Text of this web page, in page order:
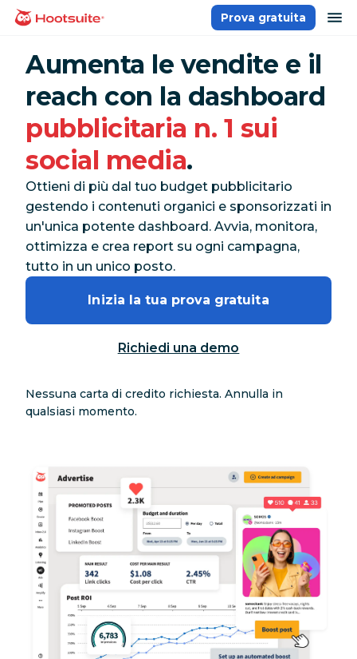
Salta
Homepage
Prova gratuita
Aumenta le vendite e il
reach con la dashboard
pubblicitaria n. 1 sui
social media.
Ottieni di più dal tuo budget pubblicitario
gestendo i contenuti organici e sponsorizzati in
un'unica potente dashboard. Avvia, monitora,
ottimizza e crea report su ogni campagna,
tutto in un unico posto.
Inizia la tua prova gratuita
Richiedi una demo
Nessuna carta di credito richiesta. Annulla in
qualsiasi momento.